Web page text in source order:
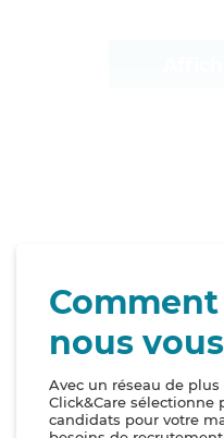
nous
Avec un réseau de
Click&Care sélectionne
candidats pour votre